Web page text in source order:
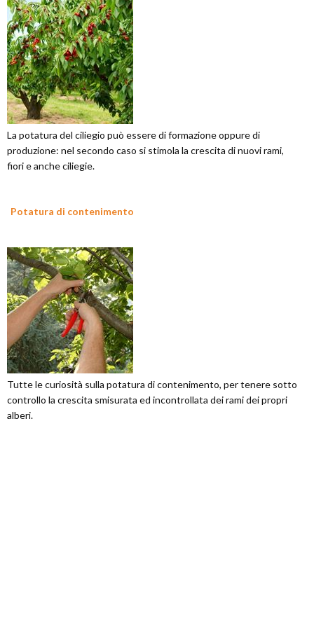
La potatura del ciliegio può essere di formazione oppure di
produzione: nel secondo caso si stimola la crescita di nuovi rami,
fiori e anche ciliegie.
Potatura di contenimento
Tutte le curiosità sulla potatura di contenimento, per tenere sotto
controllo la crescita smisurata ed incontrollata dei rami dei propri
alberi.